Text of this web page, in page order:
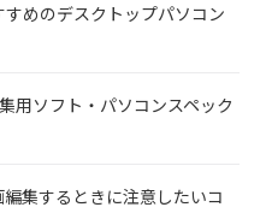
めのデスクトップパソコン
ソフト・パソコンスペック
集するときに注意したいコ